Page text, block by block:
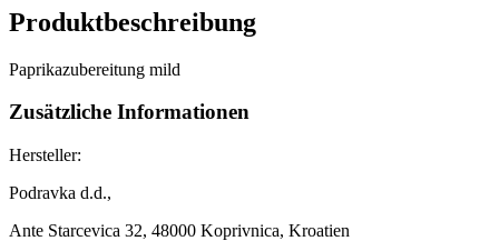
Produktbeschreibung
Paprikazubereitung mild
Zusätzliche Informationen
Hersteller:
Podravka d.d.,
Ante Starcevica 32, 48000 Koprivnica, Kroatien